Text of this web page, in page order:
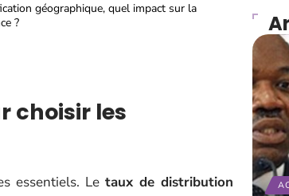
géographique, quel impact sur la
?
choisir les
essentiels. Letaux de distribution